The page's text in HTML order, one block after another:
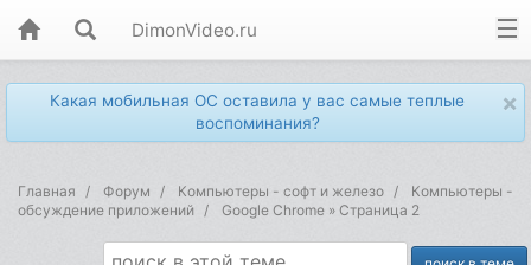
DimonVideo.ru
×
Какая мобильная ОС оставила у вас самые теплые
воспоминания?
Главная Форум Компьютеры - софт и железо
Компьютеры -
обсуждение приложений
Google Chrome » Страница 2